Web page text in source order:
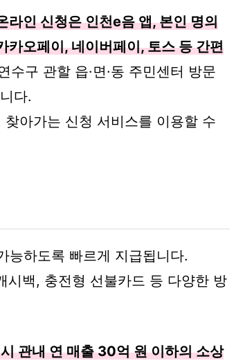
라인 신청은 인천e음 앱, 본인 명의
카오페이, 네이버페이, 토스 등 간편
수구 관할 읍·면·동 주민센터 방문
다.
아가는 신청 서비스를 이용할 수
능하도록 빠르게 지급됩니다.
시백, 충전형 선불카드 등 다양한 방
관내 연 매출 30억 원 이하의 소상